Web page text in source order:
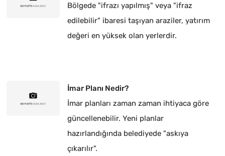
Bölgede "ifrazı yapılmış" veya "ifraz
edilebilir" ibaresi taşıyan araziler, yatırım
değeri en yüksek olan yerlerdir.
İmar Planı Nedir?
İmar planları zaman zaman ihtiyaca göre
güncellenebilir. Yeni planlar
hazırlandığında belediyede "askıya
çıkarılır".